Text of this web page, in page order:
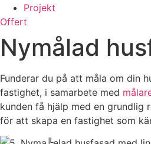
Projekt
Offert
Nymålad
Funderar du på att måla om din
fastighet, i samarbete med
kunden få hjälp med en
för att skapa en fastighet som